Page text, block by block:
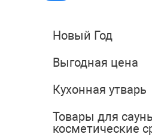
Новый Год
Выгодная цена
Кухонная утварь
Товары для
косметические